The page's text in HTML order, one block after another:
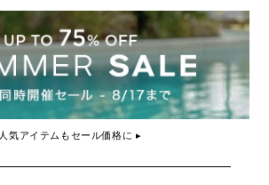
人気アイテムもセール価格に ▸